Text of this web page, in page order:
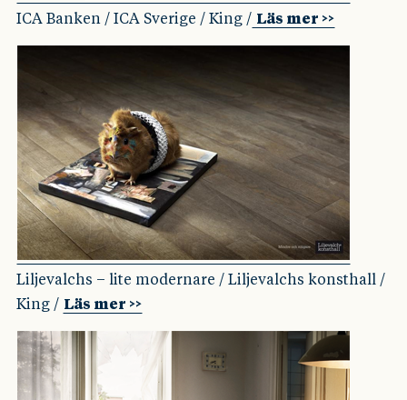
ICA Banken / ICA Sverige / King / Läs mer >>
Liljevalchs – lite modernare / Liljevalchs konsthall /
King / Läs mer >>